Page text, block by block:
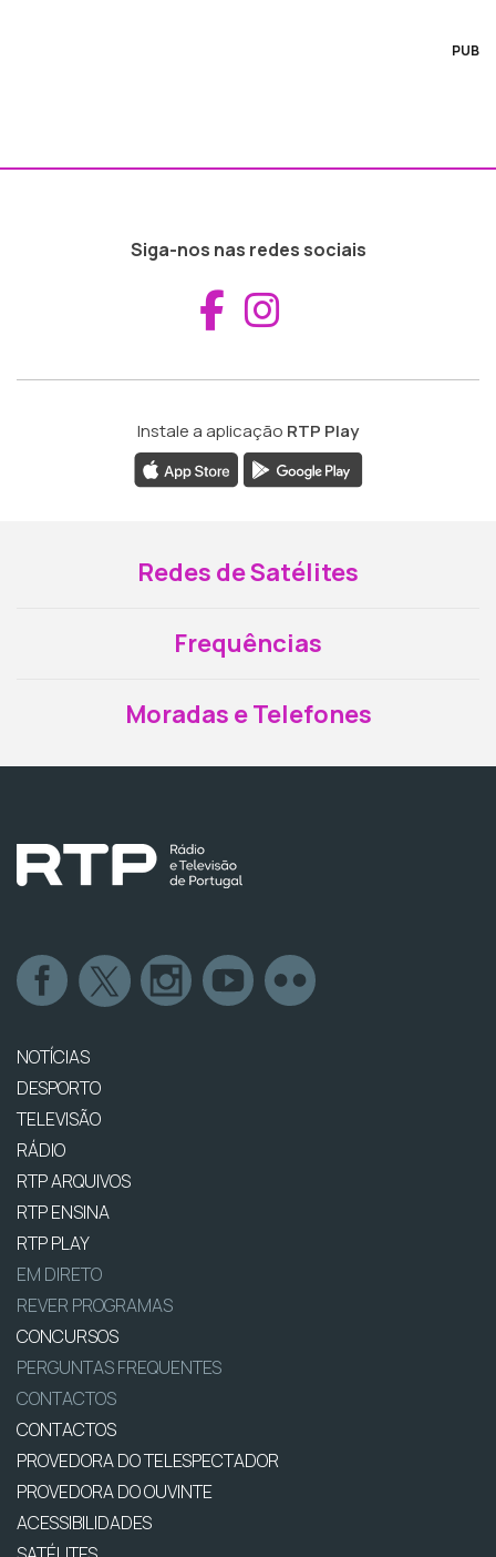
PUB
Siga-nos nas redes sociais
Aceder ao
Instale a aplicação RTP Play
Redes de Satélites
Frequências
Moradas e Telefones
NOTÍCIAS
DESPORTO
TELEVISÃO
RÁDIO
RTP ARQUIVOS
RTP ENSINA
RTP PLAY
EM DIRETO
REVER PROGRAMAS
CONCURSOS
PERGUNTAS FREQUENTES
CONTACTOS
CONTACTOS
PROVEDORA DO TELESPECTADOR
PROVEDORA DO OUVINTE
ACESSIBILIDADES